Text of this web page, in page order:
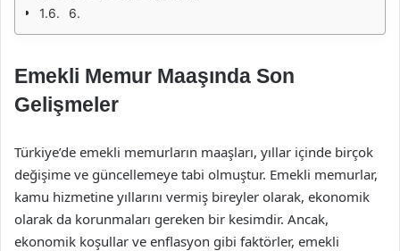
6.
Emekli Memur Maaşında Son
Gelişmeler
Türkiye’de emekli memurların maaşları, yıllar içinde birçok
değişime ve güncellemeye tabi olmuştur. Emekli memurlar,
kamu hizmetine yıllarını vermiş bireyler olarak, ekonomik
olarak da korunmaları gereken bir kesimdir. Ancak,
ekonomik koşullar ve enflasyon gibi faktörler, emekli